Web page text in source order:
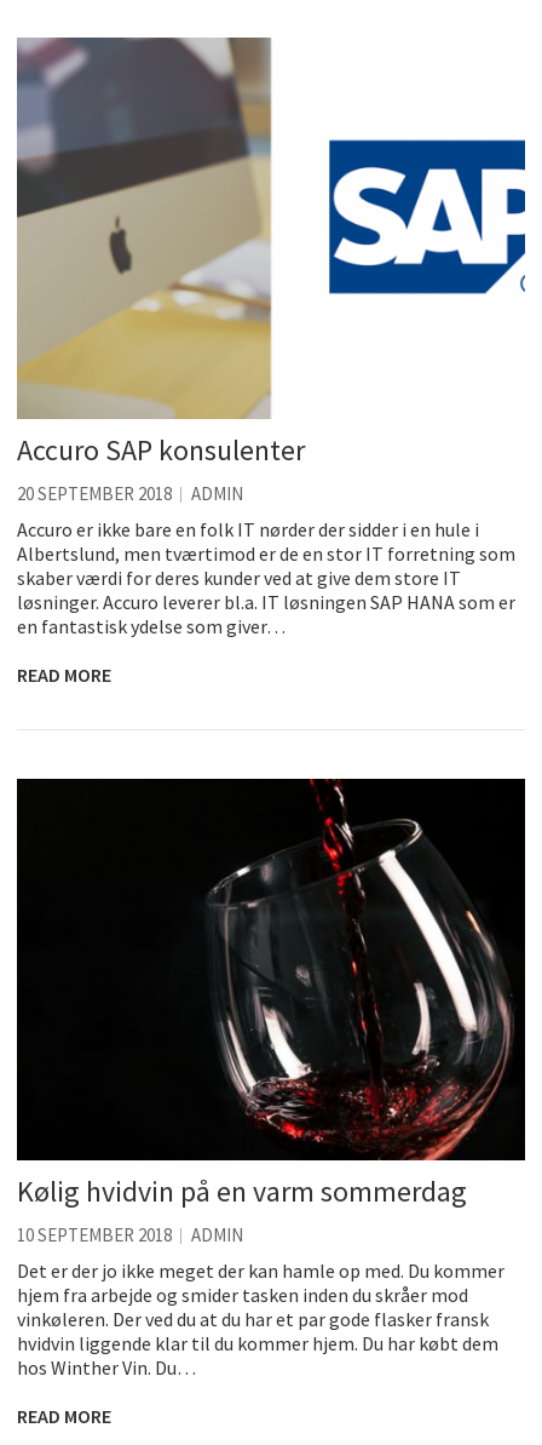
Accuro SAP konsulenter
20 SEPTEMBER 2018 ADMIN
Accuro er ikke bare en folk IT nørder der sidder i en hule i
Albertslund, men tværtimod er de en stor IT forretning som
skaber værdi for deres kunder ved at give dem store IT
løsninger. Accuro leverer bl.a. IT løsningen SAP HANA som er
en fantastisk ydelse som giver…
READ MORE
Kølig hvidvin på en varm sommerdag
10 SEPTEMBER 2018 ADMIN
Det er der jo ikke meget der kan hamle op med. Du kommer
hjem fra arbejde og smider tasken inden du skråer mod
vinkøleren. Der ved du at du har et par gode flasker fransk
hvidvin liggende klar til du kommer hjem. Du har købt dem
hos Winther Vin. Du…
READ MORE